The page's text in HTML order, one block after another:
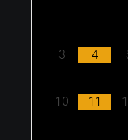
3
4
10
11